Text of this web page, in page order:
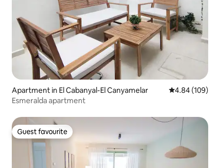
Apartment in El Cabanyal-El Canyamelar 4.84 out of 5
4.84 (109)
Esmeralda apartment
Guest favourite
Guest favourite